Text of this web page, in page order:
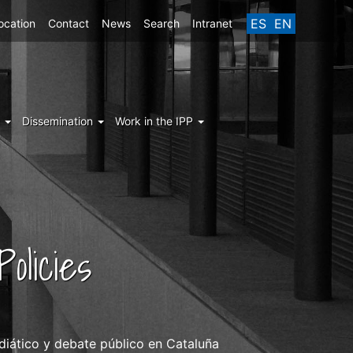
ES EN
Contact News Search Intranet
Dissemination Work in the IPP
y debate público en Cataluña